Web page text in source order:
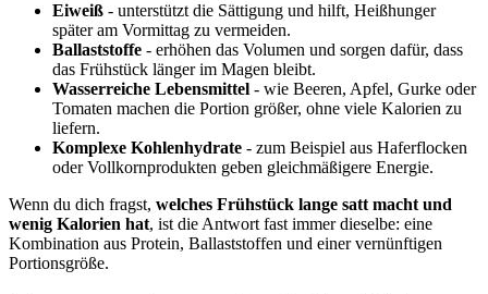
Eiweiß - unterstützt die Sättigung und hilft, Heißhunger
später am Vormittag zu vermeiden.
Ballaststoffe - erhöhen das Volumen und sorgen dafür, dass
das Frühstück länger im Magen bleibt.
Wasserreiche Lebensmittel - wie Beeren, Apfel, Gurke oder
Tomaten machen die Portion größer, ohne viele Kalorien zu
liefern.
Komplexe Kohlenhydrate - zum Beispiel aus Haferflocken
oder Vollkornprodukten geben gleichmäßigere Energie.
Wenn du dich fragst, welches Frühstück lange satt macht und
wenig Kalorien hat, ist die Antwort fast immer dieselbe: eine
Kombination aus Protein, Ballaststoffen und einer vernünftigen
Portionsgröße.